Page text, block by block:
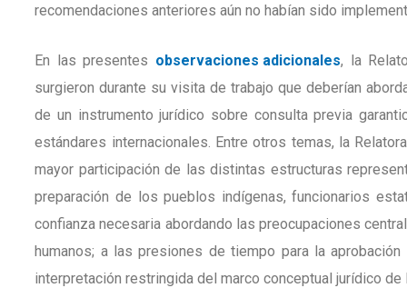
recomendaciones anteriores aún no habían sido
En las presentes observaciones adicionales, la
surgieron durante su visita de trabajo que deberían
de un instrumento jurídico sobre consulta previa
estándares internacionales. Entre otros temas, la
mayor participación de las distintas estructuras
preparación de los pueblos indígenas, funcionarios
confianza necesaria abordando las preocupaciones
humanos; a las presiones de tiempo para la
interpretación restringida del marco conceptual jurídico de